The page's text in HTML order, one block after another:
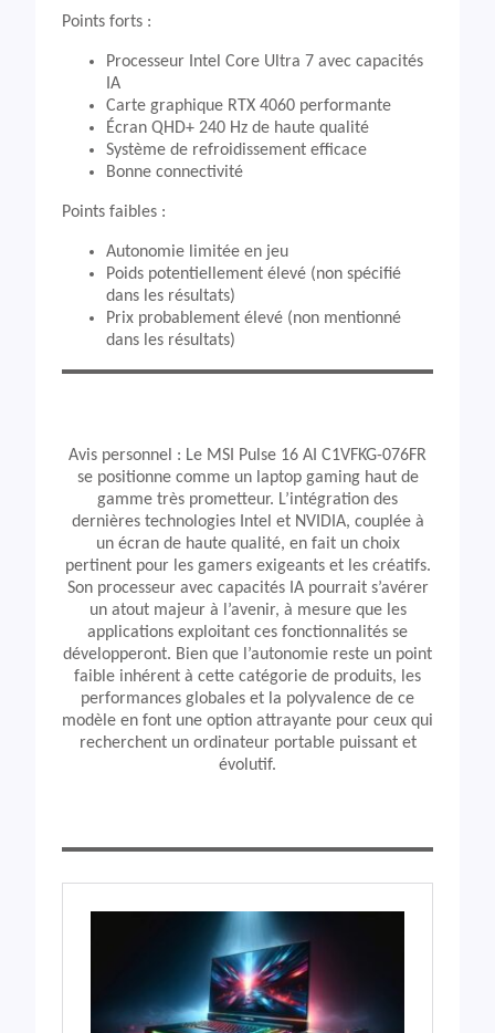
Points forts :
Processeur Intel Core Ultra 7 avec capacités
IA
Carte graphique RTX 4060 performante
Écran QHD+ 240 Hz de haute qualité
Système de refroidissement efficace
Bonne connectivité
Points faibles :
Autonomie limitée en jeu
Poids potentiellement élevé (non spécifié
dans les résultats)
Prix probablement élevé (non mentionné
dans les résultats)
Avis personnel : Le MSI Pulse 16 AI C1VFKG-076FR
se positionne comme un laptop gaming haut de
gamme très prometteur. L’intégration des
dernières technologies Intel et NVIDIA, couplée à
un écran de haute qualité, en fait un choix
pertinent pour les gamers exigeants et les créatifs.
Son processeur avec capacités IA pourrait s’avérer
un atout majeur à l’avenir, à mesure que les
applications exploitant ces fonctionnalités se
développeront. Bien que l’autonomie reste un point
faible inhérent à cette catégorie de produits, les
performances globales et la polyvalence de ce
modèle en font une option attrayante pour ceux qui
recherchent un ordinateur portable puissant et
évolutif.